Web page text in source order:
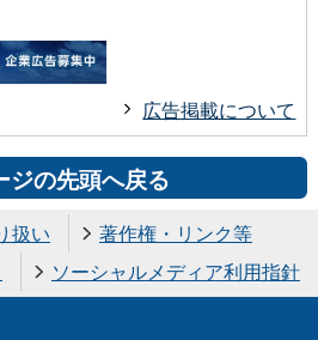
広告掲載について
ジの先頭へ戻る
扱い
著作権・リンク等
ソーシャルメディア利用指針